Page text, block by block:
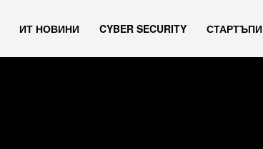
ИТ НОВИНИ CYBER SECURITY СТАРТЪПИ